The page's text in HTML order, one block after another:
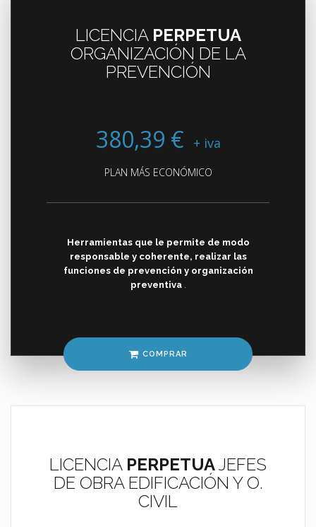
LICENCIA PERPETUA
ORGANIZACIÓN DE LA
PREVENCIÓN
380,39 € + iva
PLAN MÁS ECONÓMICO
Herramientas que le permite de modo
responsable y coherente, realizar las
funciones de prevención y organización
preventiva.
COMPRAR
LICENCIA PERPETUAJEFES
DE OBRA EDIFICACIÓN Y O.
CIVIL